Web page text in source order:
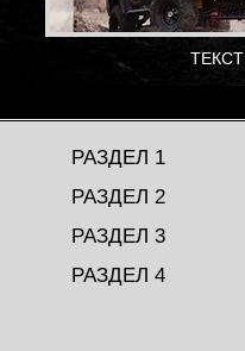
ТЕКСТ
РАЗДЕЛ 1
РАЗДЕЛ 2
РАЗДЕЛ 3
РАЗДЕЛ 4